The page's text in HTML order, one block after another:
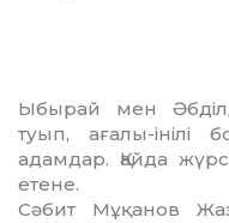
Ыбырай мен
туып, ағалы-інілі
адамдар. Қайда
етене.
Сәбит Мұқанов